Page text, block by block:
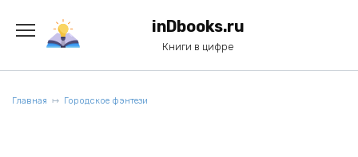
содержанию
inDbooks.ru
Книги в цифре
Главная Городское фэнтези